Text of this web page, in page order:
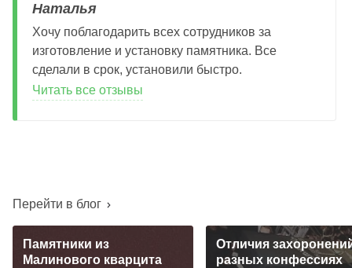
Наталья
Хочу поблагодарить всех сотрудников за
изготовление и установку памятника. Все
сделали в срок, установили быстро.
Читать все отзывы
Перейти в блог
Памятники из
Малинового кварцита
Отличия
разных конфессиях